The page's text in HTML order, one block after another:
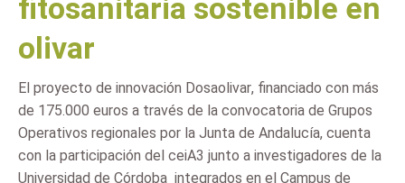
fitosanitaria sostenible en
olivar
El proyecto de innovación Dosaolivar, financiado con más
de 175.000 euros a través de la convocatoria de Grupos
Operativos regionales por la Junta de Andalucía, cuenta
con la participación del ceiA3 junto a investigadores de la
Universidad de Córdoba  integrados en el Campus de